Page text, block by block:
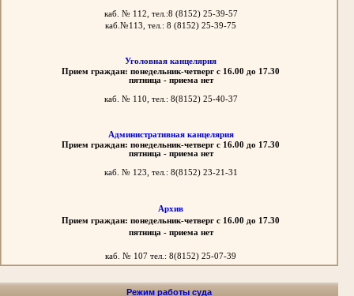
каб. № 112, тел.:8 (8152) 25-39-57
каб.№113, тел.: 8 (8152) 25-39-75
Уголовная канцелярия
Прием граждан: понедельник-четверг с 16.00 до 17.30
пятница - приема нет
каб. № 110, тел.: 8(8152) 25-40-37
Административная канцелярия
Прием граждан: понедельник-четверг с 16.00 до 17.30
пятница - приема нет
каб. № 123, тел.: 8(8152) 23-21-31
Архив
Прием граждан: понедельник-четверг с 16.00 до 17.30
пятница - приема нет
каб. № 107 тел.: 8(8152) 25-07-39
Режим работы суда